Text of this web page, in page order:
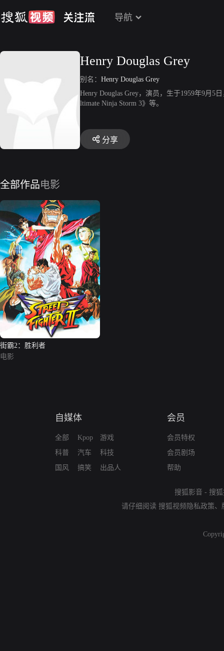
导航
Henry Douglas Grey
别名： Henry Douglas Grey
Henry Douglas Grey，演员，生于1959年9月5
ltimate Ninja Storm 3》等。
分享
全部作品电影
街霸2：胜利者
电影
自媒体
全部
科普
国风
Kpop
汽车
搞笑
游戏
科技
出品人
会员
会员特权
会员剧场
帮助
搜狐影音 - 搜
请仔细阅读 搜狐视频隐私政策、